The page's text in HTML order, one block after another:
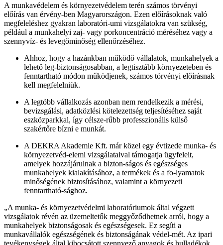
A munkavédelem és környezetvédelem terén számos törvényi
előírás van érvény-ben Magyarországon. Ezen előírásoknak való
megfeleléshez gyakran laboratóri-umi vizsgálatokra van szükség,
például a munkahelyi zaj- vagy porkoncentráció méréséhez vagy a
szennyvíz- és levegőminőség ellenőrzéséhez.
Ahhoz, hogy a hazánkban működő vállalatok, munkahelyek a
lehető leg-biztonságosabban, a legtisztább környezeteben és
fenntartható módon működjenek, számos törvényi előírásnak
kell megfelelniük.
A legtöbb vállalkozás azonban nem rendelkezik a mérési,
bevizsgálási, adatközlési kötelezettség teljesítéséhez saját
eszközparkkal, így célsze-rűbb professzionális külső
szakértőre bízni e munkát.
A DEKRA Akademie Kft. már közel egy évtizede munka- és
környezetvéd-elemi vizsgálataival támogatja ügyfeleit,
amelyek hozzájárulnak a bizton-ságos és egészséges
munkahelyek kialakításához, a termékek és a fo-lyamatok
minőségének biztosításához, valamint a környezeti
fenntartható-sághoz.
„A munka- és környezetvédelmi laboratóriumok által végzett
vizsgálatok révén az üzemeltetők meggyőződhetnek arról, hogy a
munkahelyek biztonságosak és egészségesek. Ez segíti a
munkavállalók egészségének és biztonságának védel-mét. Az ipari
tevékenységek által kibocsátott szennyező anyagok és hulladékok